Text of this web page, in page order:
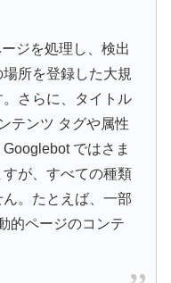
ジを処理し、検出
所を登録した大規
さらに、タイトル
テンツ タグや属性
ではさま
が、すべての種類
。たとえば、一部
的ページのコンテ